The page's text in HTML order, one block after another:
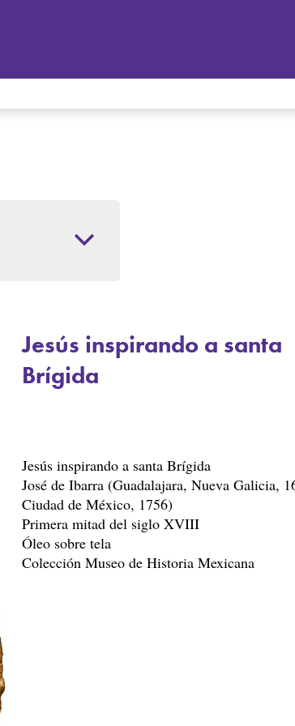
Jesús inspirando a santa
Brígida
Jesús inspirando a santa Brígida
José de Ibarra (Guadalajara, Nueva Galicia,
Ciudad de México, 1756)
Primera mitad del siglo XVIII
Óleo sobre tela
Colección Museo de Historia Mexicana